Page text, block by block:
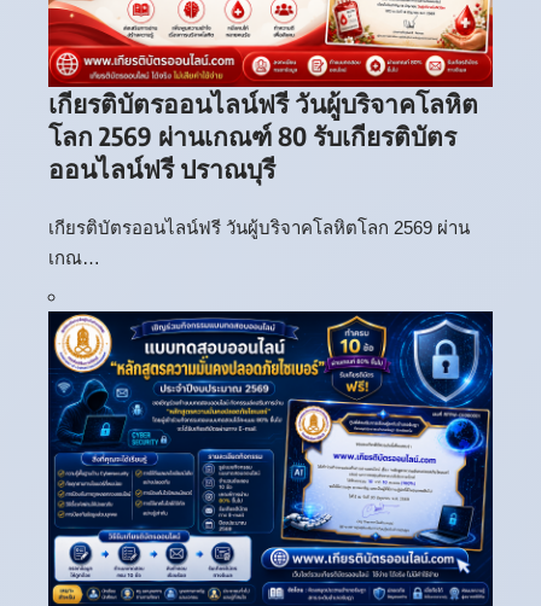
เกียรติบัตรออนไลน์ฟรี วันผู้บริจาคโลหิต
โลก 2569 ผ่านเกณฑ์ 80 รับเกียรติบัตร
ออนไลน์ฟรี ปราณบุรี
เกียรติบัตรออนไลน์ฟรี วันผู้บริจาคโลหิตโลก 2569 ผ่าน
เกณ…